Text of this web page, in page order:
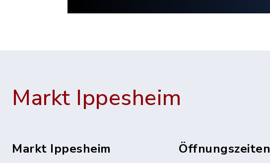
Markt Ippesheim
Markt Ippesheim Öffnungszeiten